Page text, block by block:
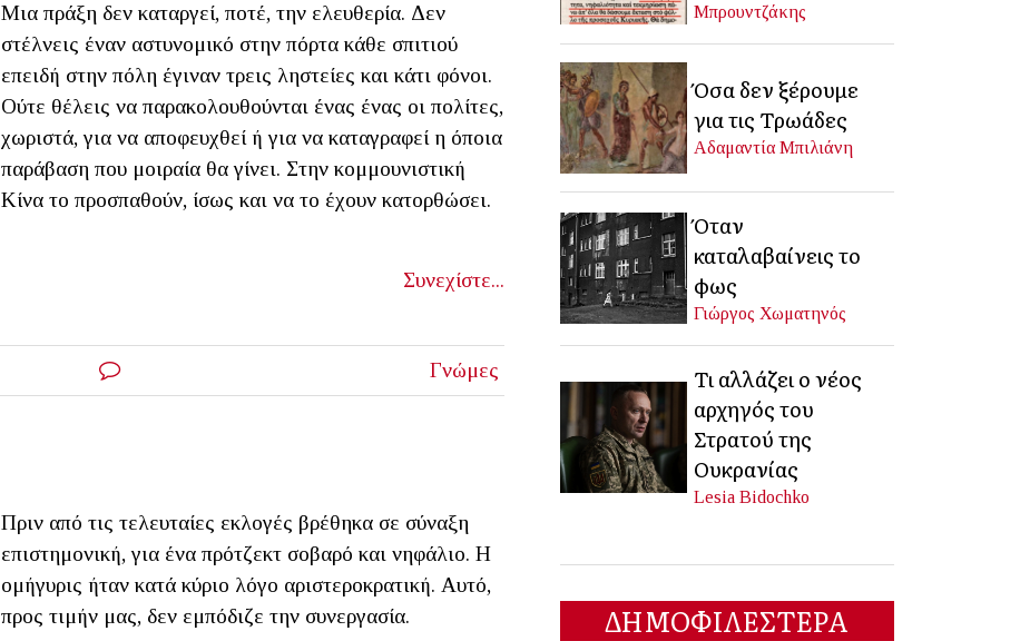
Μια πράξη δεν καταργεί, ποτέ, την ελευθερία. Δεν
στέλνεις έναν αστυνομικό στην πόρτα κάθε σπιτιού
επειδή στην πόλη έγιναν τρεις ληστείες και κάτι φόνοι.
Ούτε θέλεις να παρακολουθούνται ένας ένας οι πολίτες,
χωριστά, για να αποφευχθεί ή για να καταγραφεί η όποια
παράβαση που μοιραία θα γίνει. Στην κομμουνιστική
Κίνα το προσπαθούν, ίσως και να το έχουν κατορθώσει.
Συνεχίστε...
Γνώμες
Πριν από τις τελευταίες εκλογές βρέθηκα σε σύναξη
επιστημονική, για ένα πρότζεκτ σοβαρό και νηφάλιο. Η
ομήγυρις ήταν κατά κύριο λόγο αριστεροκρατική. Aυτό,
προς τιμήν μας, δεν εμπόδιζε την συνεργασία.
Μπρουντζάκης
Όσα δεν ξέρουμε
για τις Τρωάδες
Αδαμαντία Μπιλιάνη
Όταν
καταλαβαίνεις το
φως
Γιώργος Χωματηνός
Τι αλλάζει ο νέος
αρχηγός του
Στρατού της
Ουκρανίας
Lesia Bidochko
ΔΗΜΟΦΙΛΕΣΤΕΡΑ